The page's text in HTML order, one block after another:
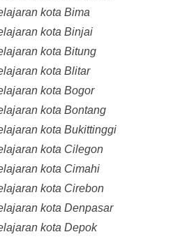
kota Bima
kota Binjai
kota Bitung
kota Blitar
kota Bogor
kota Bontang
kota Bukittinggi
kota Cilegon
kota Cimahi
kota Cirebon
kota Denpasar
kota Depok